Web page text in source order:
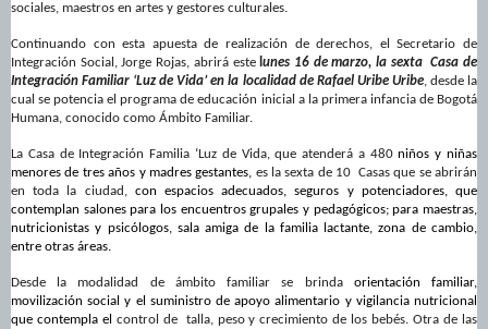
sociales, maestros en artes y gestores culturales.
Continuando con esta apuesta de realización de derechos, el Secretario de
Integración Social, Jorge Rojas, abrirá este lunes 16 de marzo, la sextaCasa de
Integración Familiar ‘Luz de Vida’ en la localidad de Rafael Uribe Uribe, desde la
cual se potencia el programa de educación inicial a la primera infancia de Bogotá
Humana, conocido como Ámbito Familiar.
La Casa de Integración Familia ‘Luz de Vida, que atenderá a 480niños y niñas
menores de tres años y madres gestantes, es la sexta de 10 Casas que se abrirán
en toda la ciudad, con espacios adecuados, seguros y potenciadores, que
contemplan salones para los encuentros grupales y pedagógicos; para maestras,
nutricionistas y psicólogos, sala amiga de la familia lactante, zona de cambio,
entre otras áreas.
Desde la modalidad de ámbito familiar se brinda orientación familiar,
movilización social y el suministro de apoyo alimentario y vigilancia nutricional
que contempla el control de talla, peso y crecimiento de los bebés.Otra de las